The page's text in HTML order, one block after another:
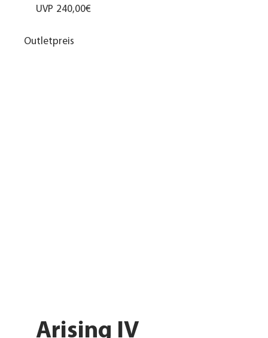
UVP 240,00€
Arising IV
Outletpreis